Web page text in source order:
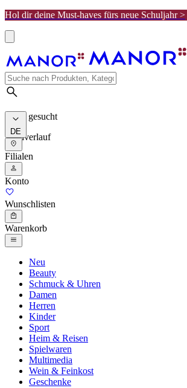
Hol dir deine Must-haves fürs neue Schuljahr >
Meist gesucht
Suchverlauf
DE
Filialen
Konto
Wunschlisten
Warenkorb
Neu
Beauty
Schmuck & Uhren
Damen
Herren
Kinder
Sport
Heim & Reisen
Spielwaren
Multimedia
Wein & Feinkost
Geschenke